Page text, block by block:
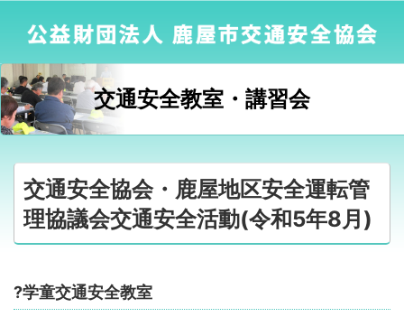
交通安全教室・講習会
交通安全協会・鹿屋地区安全運転管
理協議会交通安全活動(令和5年8月)
?学童交通安全教室